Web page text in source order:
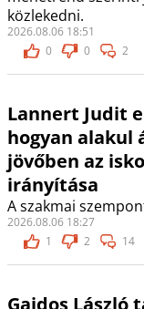
közlekedni.
2026.08.06 18:51
0
0 2
Lannert Judit
hogyan alakul
jövőben az
irányítása
A szakmai
2026.08.06 18:27
1
2 14